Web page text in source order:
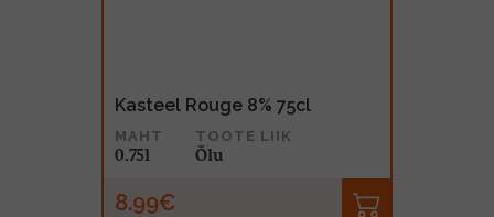
Kasteel Rouge 8% 75cl
MAHT
0.75l
TOOTE LIIK
Õlu
8.99€